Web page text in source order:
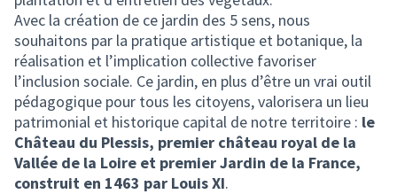
Avec la création de ce jardin des 5 sens, nous
souhaitons par la pratique artistique et botanique, la
réalisation et l’implication collective favoriser
l’inclusion sociale. Ce jardin, en plus d’être un vrai outil
pédagogique pour tous les citoyens, valorisera un lieu
patrimonial et historique capital de notre territoire : le
Château du Plessis, premier château royal de la
Vallée de la Loire et premier Jardin de la France,
construit en 1463 par Louis XI.